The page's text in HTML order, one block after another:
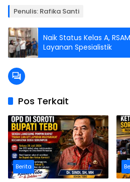
Penulis: Rafika Santi
Naik Status Kelas A,
Layanan Spesialistik
Pos Terkait
Berita